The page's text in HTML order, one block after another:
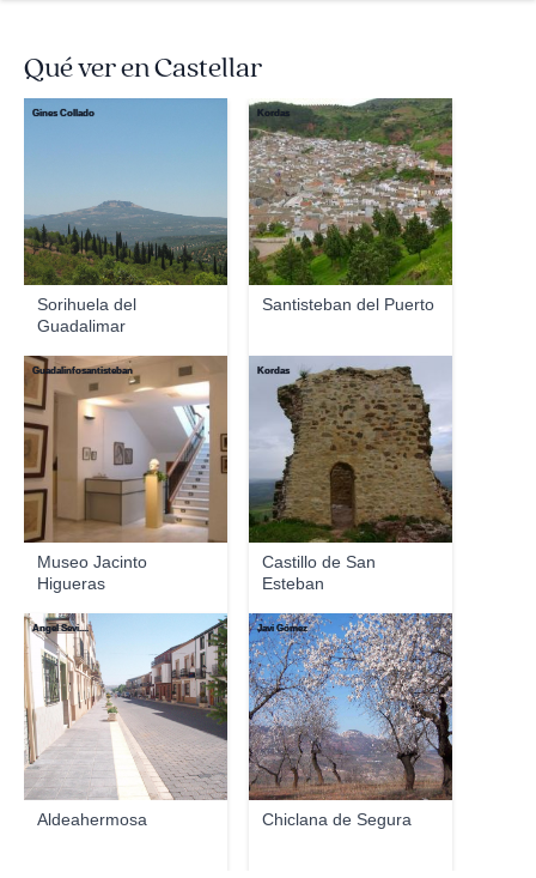
Qué ver en Castellar
Sorihuela del
Guadalimar
Gines Collado
Santisteban del Puerto
Kordas
Museo Jacinto
Higueras
Guadalinfosantisteban
Castillo de San
Esteban
Kordas
Aldeahermosa
Angel Sevi....
Chiclana de Segura
Javi Gómez